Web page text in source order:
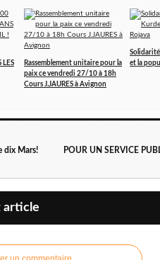
LES
Rassemblement unitaire pour la
paix ce vendredi 27/10 à 18h
Cours J.JAURES à Avignon
Solidarité
et la
dix Mars! POUR UN SERVICE
article